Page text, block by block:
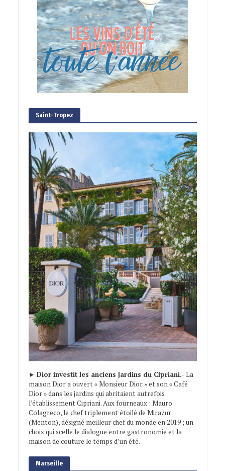
Saint-Tropez
► Dior investit les anciens jardins du Cipriani.- La
maison Dior a ouvert « Monsieur Dior » et son « Café
Dior » dans les jardins qui abritaient autrefois
l’établissement Cipriani. Aux fourneaux : Mauro
Colagreco, le chef triplement étoilé de Mirazur
(Menton), désigné meilleur chef du monde en 2019 ; un
choix qui scelle le dialogue entre gastronomie et la
maison de couture le temps d’un été.
Marseille